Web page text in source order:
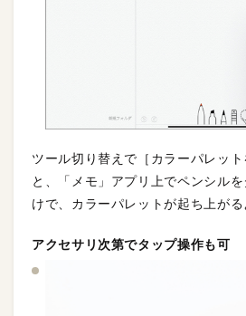
ツール切り替えで［カラーパレッ
と、「メモ」アプリ上でペンシル
けで、カラーパレットが起ち上がる
アクセサリ次第でタップ操作も可